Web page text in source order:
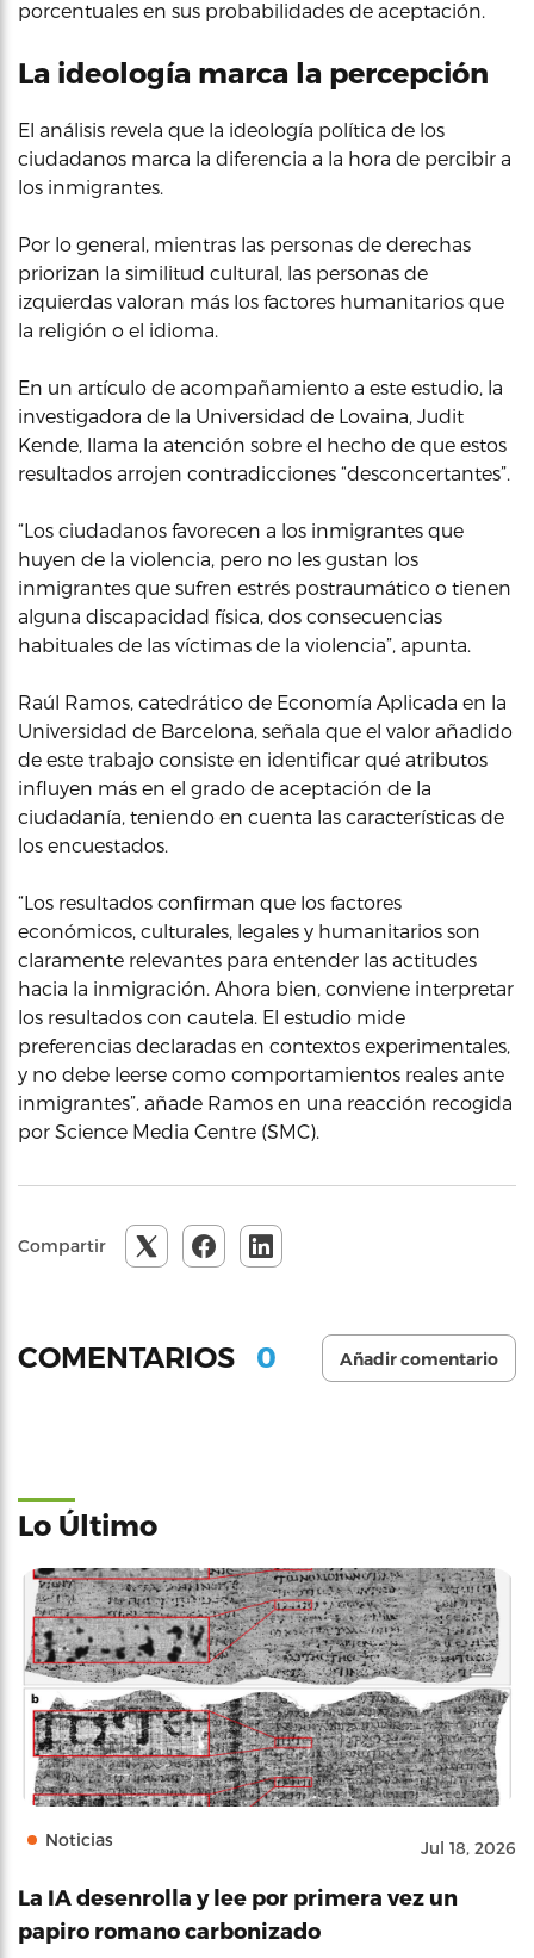
porcentuales en sus probabilidades de aceptación.
La ideología marca la percepción
El análisis revela que la ideología política de los
ciudadanos marca la diferencia a la hora de percibir a
los inmigrantes.
Por lo general, mientras las personas de derechas
priorizan la similitud cultural, las personas de
izquierdas valoran más los factores humanitarios que
la religión o el idioma.
En un artículo de acompañamiento a este estudio, la
investigadora de la Universidad de Lovaina, Judit
Kende, llama la atención sobre el hecho de que estos
resultados arrojen contradicciones “desconcertantes”.
“Los ciudadanos favorecen a los inmigrantes que
huyen de la violencia, pero no les gustan los
inmigrantes que sufren estrés postraumático o tienen
alguna discapacidad física, dos consecuencias
habituales de las víctimas de la violencia”, apunta.
Raúl Ramos, catedrático de Economía Aplicada en la
Universidad de Barcelona, señala que el valor añadido
de este trabajo consiste en identificar qué atributos
influyen más en el grado de aceptación de la
ciudadanía, teniendo en cuenta las características de
los encuestados.
“Los resultados confirman que los factores
económicos, culturales, legales y humanitarios son
claramente relevantes para entender las actitudes
hacia la inmigración. Ahora bien, conviene interpretar
los resultados con cautela. El estudio mide
preferencias declaradas en contextos experimentales,
y no debe leerse como comportamientos reales ante
inmigrantes”, añade Ramos en una reacción recogida
por Science Media Centre (SMC).
Compartir
COMENTARIOS 0 Añadir comentario
Lo Último
Noticias Jul 18, 2026
La IA desenrolla y lee por primera vez un
papiro romano carbonizado